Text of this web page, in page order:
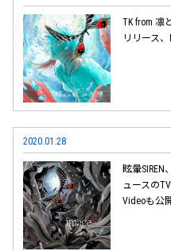
TK from 凛
リリース
2020.01.28
眩暈
ュースの
Videoも公